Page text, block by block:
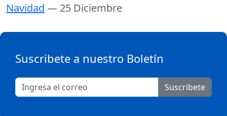
Navidad — 25 Diciembre
Suscribete a nuestro Boletín
Suscribete